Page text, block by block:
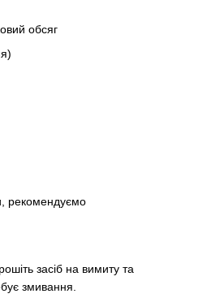
обсяг
рекомендуємо
засіб на вимиту та
змивання.